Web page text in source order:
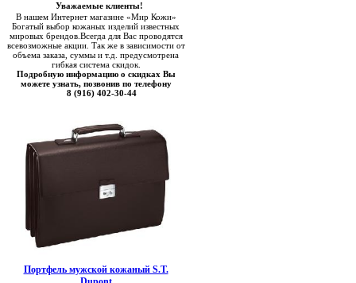
Уважаемые клиенты!
В нашем Интернет магазине «Мир Кожи»
Богатый выбор кожаных изделий известных
мировых брендов.Всегда для Вас проводятся
всевозможные акции. Так же в зависимости от
объема заказа, суммы и т.д. предусмотрена
гибкая система скидок.
Подробную информацию о скидках Вы
можете узнать, позвонив по телефону
8 (916) 402-30-44
Портфель мужской кожаный S.T.